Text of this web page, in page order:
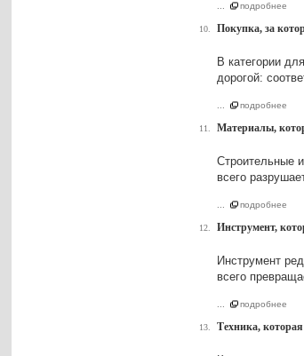
подробнее
10. Покупка, за
В категории
дорогой:
подробнее
11. Материалы,
Строительные
всего
подробнее
12. Инструмент,
Инструмент
всего
подробнее
13. Техника,